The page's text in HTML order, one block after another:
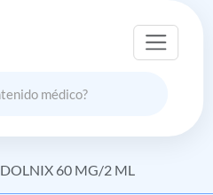
DOLNIX 60 MG/2 ML